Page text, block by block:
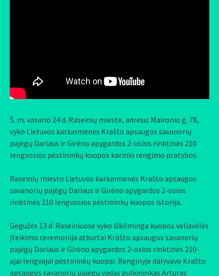
Š. m. vasario 24 d. Raseinių mieste, adresu: Maironio g. 78,
vyko Lietuvos kariuomenės Krašto apsaugos savanorių
pajėgų Dariaus ir Girėno apygardos 2-osios rinktinės 210
lengvosios pėstininkų kuopos karinio rengimo pratybos.
Raseinių miesto Lietuvos kariuomenės Krašto apsaugos
savanorių pajėgų Dariaus ir Girėno apygardos 2-osios
rinktinės 210 lengvosios pėstininkų kuopos istorija.
Gegužės 13 d. Raseiniuose vyko iškilminga kuopos vėliavėlės
įteikimo ceremonija atkurtai Krašto apsaugos savanorių
pajėgų Dariaus ir Girėno apygardos 2-osios rinktinės 210-
ajai lengvajai pėstininkų kuopai. Renginyje dalyvavo Krašto
apsaugos savanorių pajėgų vadas pulkininkas Arturas